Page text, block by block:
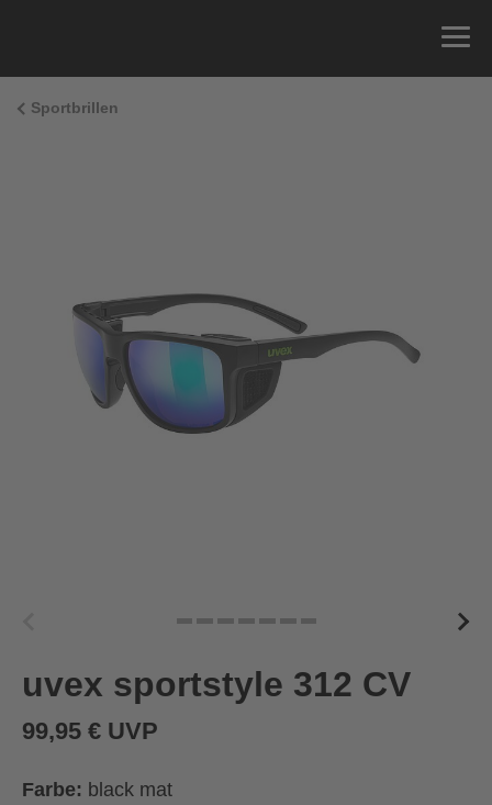
Sportbrillen
uvex sportstyle 312 CV
99,95 € UVP
Farbe: black mat